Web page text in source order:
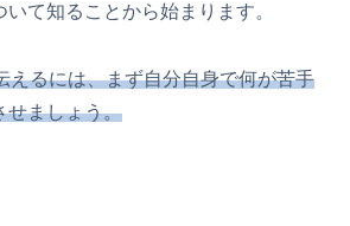
て知ることから始まります。
えるには、まず自分自身で何が苦手
せましょう。